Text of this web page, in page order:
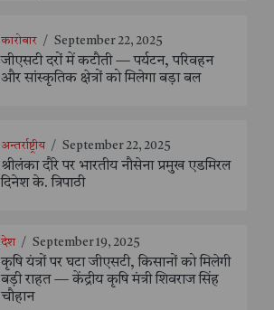
कारोबार / September 22, 2025
जीएसटी दरों में कटौती — पर्यटन, परिवहन
और सांस्कृतिक क्षेत्रों को मिलेगा बड़ा बल
अन्तर्राष्ट्रीय / September 22, 2025
श्रीलंका दौरे पर भारतीय नौसेना प्रमुख एडमिरल
दिनेश के. त्रिपाठी
देश / September 19, 2025
कृषि यंत्रों पर घटा जीएसटी, किसानों को मिलेगी
बड़ी राहत — केंद्रीय कृषि मंत्री शिवराज सिंह
चौहान